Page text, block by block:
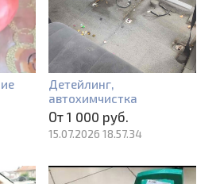
Детейлинг,
автохимчистка
От 1 000 руб.
15.07.2026 18.57.34